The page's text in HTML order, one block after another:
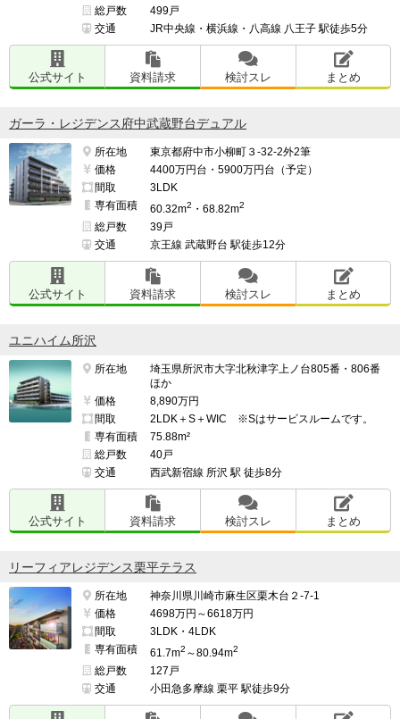
総戸数
499戸
交通
JR中央線・横浜線・八高線 八王子 駅徒歩5分
公式サイト 資料請求 検討スレ まとめ
ガーラ・レジデンス府中武蔵野台デュアル
所在地
東京都府中市小柳町３-32-2外2筆
価格
4400万円台・5900万円台（予定）
間取
3LDK
専有面積
60.32m2 ・68.82m2
総戸数
39戸
交通
京王線 武蔵野台 駅徒歩12分
公式サイト 資料請求 検討スレ まとめ
ユニハイム所沢
所在地
埼玉県所沢市大字北秋津字上ノ台805番・806番
ほか
価格
8,890万円
間取
2LDK＋S＋WIC ※Sはサービスルームです。
専有面積
75.88m²
総戸数
40戸
交通
西武新宿線 所沢 駅 徒歩8分
公式サイト 資料請求 検討スレ まとめ
リーフィアレジデンス栗平テラス
所在地
神奈川県川崎市麻生区栗木台２-7-1
価格
4698万円～6618万円
間取
3LDK・4LDK
専有面積
61.7m2 ～80.94m2
総戸数
127戸
交通
小田急多摩線 栗平 駅徒歩9分